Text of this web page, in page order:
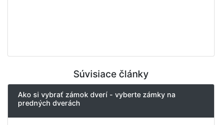
Súvisiace články
Ako si vybrať zámok dverí - vyberte zámky na
predných dverách